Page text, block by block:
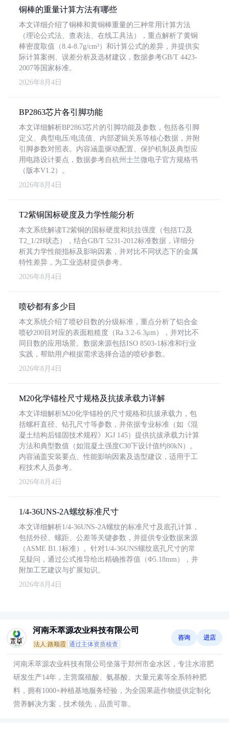
铜棒的重量计算方法有哪些
本文详细介绍了铜棒和黄铜棒重量的三种常用计算方法
（理论公式法、查表法、在线工具法），重点解析了黄铜
棒密度取值（8.4-8.7g/cm³）和计算公式的差异，并提供实
际计算案例、误差分析及选材建议，数据参考GB/T 4423-
2007等国家标准。
2026年8月4日
BP2863芯片各引脚功能
本文详细解析BP2863芯片的引脚功能及参数，包括各引脚
定义、典型电压/电流值、内部逻辑关系等核心数据，并附
引脚参数对照表。内容涵盖驱动配置、保护机制及典型应
用电路设计要点，数据参考自杭州士兰微电子官方规格书
（版本V1.2）。
2026年8月4日
T2紫铜国标硬度及力学性能分析
本文系统解读T2紫铜的国标硬度和抗拉强度（包括T2及
T2_1/2H状态），结合GB/T 5231-2012标准数据，详细分
析其力学性能指标及影响因素，并对比不同状态下的金属
特性差异，为工业选材提供参考。
2026年8月4日
喷砂都有多少目
本文系统介绍了喷砂目数的分级标准，重点分析了铝合金
喷砂200目对应的表面粗糙度（Ra 3.2-6.3μm），并对比不
同目数的应用场景。数据来源包括ISO 8503-1标准和行业
实践，帮助用户根据需求选择合适的喷砂参数。
2026年8月4日
M20化学锚栓尺寸规格及抗拔承载力详解
本文详细解析M20化学锚栓的尺寸规格和抗拔承载力，包
括螺杆直径、钻孔尺寸等参数，并依据专业标准（如《混
凝土结构后锚固技术规程》JGJ 145）提供抗拔承载力计算
方法和典型数值（如混凝土强度C30下设计值约80kN）。
内容涵盖安装要点、性能影响因素及选型建议，适用于工
程技术人员参考。
2026年8月4日
1/4-36UNS-2A螺纹标准尺寸
本文详细解析1/4-36UNS-2A螺纹的标准尺寸及底孔计算，
包括外径、螺距、公差等关键参数，并提供专业数据来源
（ASME B1.1标准）。针对1/4-36UNS螺纹底孔尺寸的常
见疑问，通过公式推导给出精确推荐值（Φ5.18mm），并
附加工艺建议与扩展知识。
2026年8月4日
河南禾萃源农业科技有限公司
法人:路顺霞 通过主体资质核查
咨询 进店
河南禾萃源农业科技有限公司坐落于郑州市金水区，专注水溶肥
研发生产14年，主营腐殖酸、氨基酸、大量元素等全系特种肥
料，拥有1000+种植基地服务经验，为全国果蔬作物提供定制化
营养解决方案，技术领先，品质可靠。